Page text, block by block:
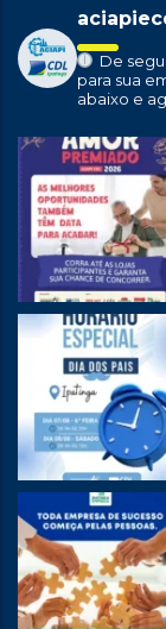
De
para sua
abaixo e